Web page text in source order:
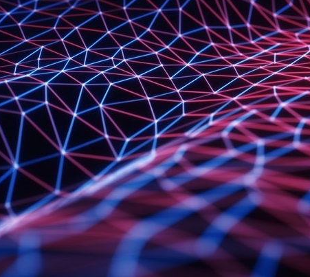
이터센터/네트워크
(Global Development Center)
이노베이션 개발 프레임워크
업장 소개
& Recognition
시 및 알림
회공헌 보고서 & 정책